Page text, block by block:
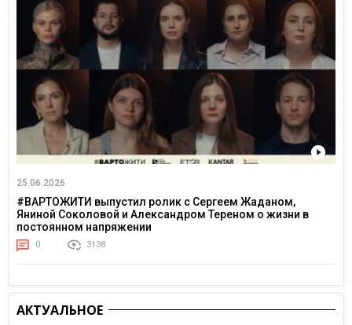
25.06.2026
#ВАРТОЖИТИ выпустил ролик с Сергеем Жаданом,
Яниной Соколовой и Александром Тереном о жизни в
постоянном напряжении
0 3138
АКТУАЛЬНОЕ